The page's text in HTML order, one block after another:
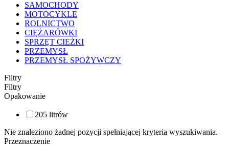
SAMOCHODY
MOTOCYKLE
ROLNICTWO
CIĘŻARÓWKI
SPRZĘT CIEŻKI
PRZEMYSŁ
PRZEMYSŁ SPOŻYWCZY
Filtry
Filtry
Opakowanie
205 litrów
Nie znaleziono żadnej pozycji spełniającej kryteria wyszukiwania.
Przeznaczenie